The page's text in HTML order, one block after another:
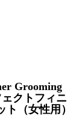
Grooming
クトフィニ
ト（女性用）